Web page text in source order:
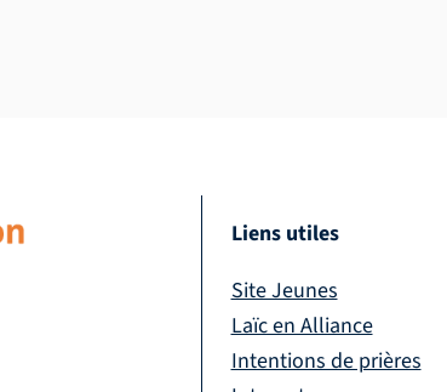
Liens utiles
Site Jeunes
Laïc en Alliance
Intentions de prières